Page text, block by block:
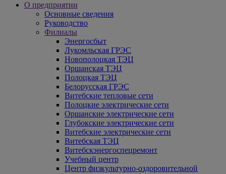
О предприятии
Основные сведения
Руководство
Филиалы
Энергосбыт
Лукомльская ГРЭС
Новополоцкая ТЭЦ
Оршанская ТЭЦ
Полоцкая ТЭЦ
Белорусская ГРЭС
Витебские тепловые сети
Полоцкие электрические сети
Оршанские электрические сети
Глубокские электрические сети
Витебские электрические сети
Витебская ТЭЦ
Витебскэнергоспецремонт
Учебный центр
Центр физкультурно-оздоровительной